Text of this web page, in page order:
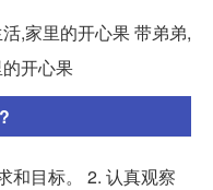
,家里的开心果 带弟弟,
开心果
和目标。 2. 认真观察